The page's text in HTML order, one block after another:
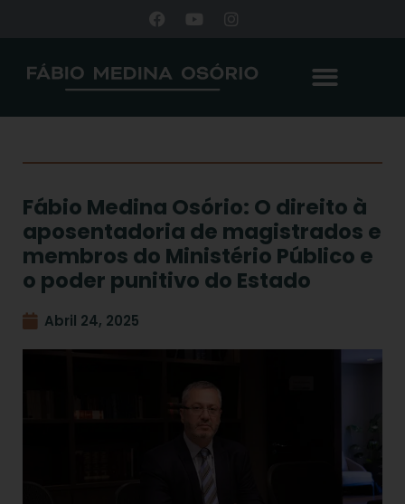
Fábio Medina Osório: O direito à
aposentadoria de magistrados e
membros do Ministério Público e
o poder punitivo do Estado
Abril 24, 2025